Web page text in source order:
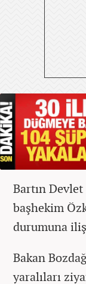
Bartın
başhekim
durumuna
Bakan
yaralıları